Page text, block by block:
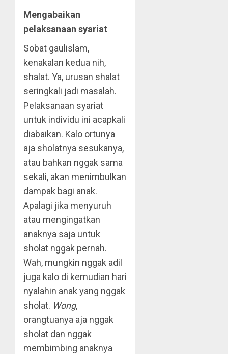
Mengabaikan
pelaksanaan syariat
Sobat gaulislam,
kenakalan kedua nih,
shalat. Ya, urusan shalat
seringkali jadi masalah.
Pelaksanaan syariat
untuk individu ini acapkali
diabaikan. Kalo ortunya
aja sholatnya sesukanya,
atau bahkan nggak sama
sekali, akan menimbulkan
dampak bagi anak.
Apalagi jika menyuruh
atau mengingatkan
anaknya saja untuk
sholat nggak pernah.
Wah, mungkin nggak adil
juga kalo di kemudian hari
nyalahin anak yang nggak
sholat. Wong,
orangtuanya aja nggak
sholat dan nggak
membimbing anaknya